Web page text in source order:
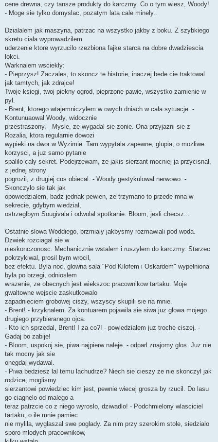
cene drewna, czy tansze produkty do karczmy. Co o tym wiesz, Woody!
- Moge sie tylko domyslac, pozatym lata cale minely..
Dzialalem jak maszyna, patrzac na wszystko jakby z boku. Z szybkiego
skretu ciala wyprowadzilem
uderzenie ktore wyrzucilo rzezbiona fajke starca na dobre dwadziescia
lokci.
Warknalem wsciekly:
- Pieprzysz! Zaczales, to skoncz te historie, inaczej bede cie traktowal
jak tamtych, jak zdrajce!
Twoje ksiegi, twoj piekny ogrod, pieprzone pawie, wszystko zamienie w
pyl.
- Brent, ktorego wtajemniczylem w owych dniach w cala sytuacje. -
Kontunuaowal Woody, widocznie
przestraszony. - Mysle, ze wygadal sie zonie. Ona przyjazni sie z
Rozalia, ktora regularnie dowozi
wypieki na dwor w Wyzimie. Tam wypytala zapewne, glupia, o mozliwe
korzysci, a juz samo pytanie
spalilo caly sekret. Podejrzewam, ze jakis sierzant mocniej ja przycisnal,
z jednej strony
pogrozil, z drugiej cos obiecal. - Woody gestykulowal nerwowo. -
Skonczylo sie tak jak
opowiedzialem, badz jednak pewien, ze trzymano to przede mna w
sekrecie, gdybym wiedzial,
ostrzeglbym Sougivala i odwolal spotkanie. Bloom, jesli checsz...
Ostatnie slowa Woddiego, brzmialy jakbysmy rozmawiali pod woda.
Dzwiek rozciagal sie w
nieskonczonosc. Mechanicznie wstalem i ruszylem do karczmy. Starzec
pokrzykiwal, prosil bym wrocil,
bez efektu. Byla noc, glowna sala "Pod Kilofem i Oskardem" wypelniona
byla po brzegi, odnioslem
wrazenie, ze obecnych jest wiekszoc pracownikow tartaku. Moje
gwaltowne wejscie zaskutkowalo
zapadnieciem grobowej ciszy, wszyscy skupili sie na mnie.
- Brent! - krzyknalem. Za kontuarem pojawila sie siwa juz glowa mojego
drugiego przybieranego ojca.
- Kto ich sprzedal, Brent! I za co?! - powiedzialem juz troche ciszej. -
Gadaj bo zabije!
- Bloom, uspokoj sie, piwa najpierw naleje. - odparl znajomy glos. Juz nie
tak mocny jak sie
onegdaj wydawal.
- Piwa bedziesz lal temu lachudrze? Niech sie cieszy ze nie skonczyl jak
rodzice, moglismy
sierzantowi powiedziec kim jest, pewnie wiecej grosza by rzucil. Do lasu
go ciagnelo od malego a
teraz patrzcie co z niego wyroslo, dziwadlo! - Podchmielony wlasciciel
tartaku, o ile mnie pamiec
nie mylila, wyglaszal swe poglady. Za nim przy szerokim stole, siedzialo
sporo mlodych pracownikow,